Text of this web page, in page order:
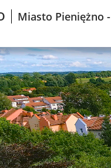
Miasto Pieniężno -